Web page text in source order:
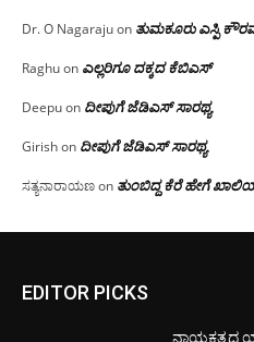
Dr. O Nagarajuon ತುಮಕೂರು ಎಸ್ಪಿ
Raghuon ಎಲ್ಲರಿಗೂ ದಕ್ಕದ ಕೆಬಿಎಸ್
Deepuon ದೀಪುಗೆ ಜೆಡಿಎಸ್ ಸಾರಥ್ಯ
Girishon ದೀಪುಗೆ ಜೆಡಿಎಸ್ ಸಾರಥ್ಯ
ಸತ್ಯನಾರಾಯಣon ತುಂಬಿದ್ದ ಕೆರೆ ಹೇಗೆ
EDITOR PICKS
ನಾಯಕತ್ವದ